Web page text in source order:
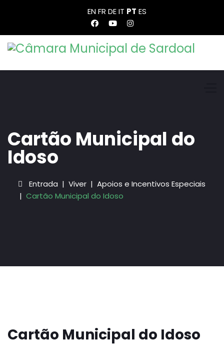
ENFR DEIT PT ES
Cartão Municipal do
Idoso
Entrada Viver
Apoios e Incentivos Especiais
Cartão Municipal do Idoso
Cartão Municipal do Idoso